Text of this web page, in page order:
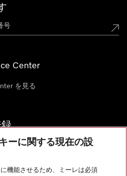
Center
を見る
ーに関する現在の設
機能させるため、ミーレは必須